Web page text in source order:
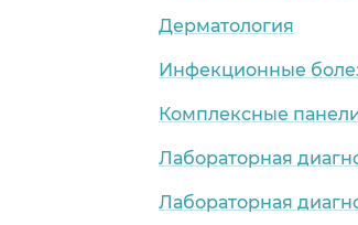
Дерматология
Инфекционные
Комплексные
Лабораторная
Лабораторная